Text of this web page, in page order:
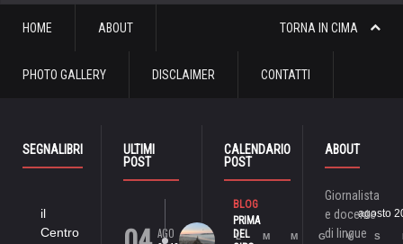
TORNA IN CIMA
HOME ABOUT
PHOTO GALLERY DISCLAIMER CONTATTI
SEGNALIBRI
il
Centro
ULTIMI
POST
AGO
BLOG
PRIMA
DEL
CALENDARIO
POST
agosto
L M M G V S
ABOUT
Giornalista
e docente
di lingue